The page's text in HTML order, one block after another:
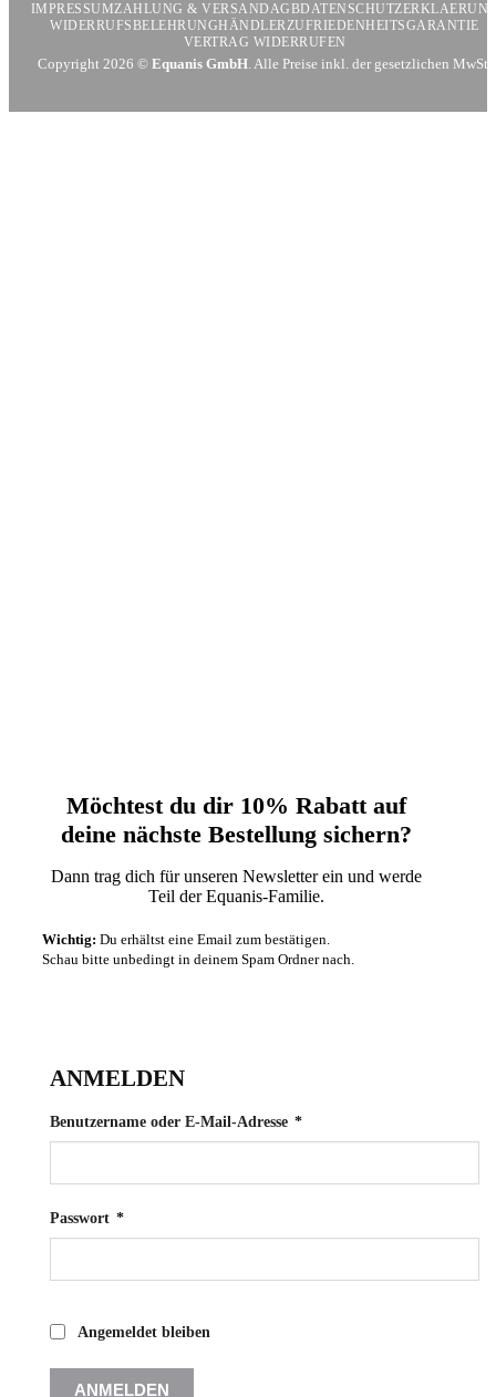
IMPRESSUMZAHLUNG & VERSANDAGB
WIDERRUFSBELEHRUNGHÄNDLERZUFRIEDENHEITSGARANTIE
VERTRAG WIDERRUFEN
Copyright 2026 © Equanis GmbH. Alle Preise inkl. der gesetzlichen MwSt.
Möchtest du dir 10% Rabatt auf
deine nächste‬ Bestellung sichern?‬
Dann trag dich für unseren Newsletter ein und werde
Teil der Equanis-Familie.‬
Wichtig: Du erhältst eine Email zum bestätigen.
Schau bitte unbedingt in deinem Spam Ordner nach.
ANMELDEN
Benutzername oder E-Mail-Adresse *Erforderlich
Passwort *Erforderlich
Angemeldet bleiben
ANMELDEN